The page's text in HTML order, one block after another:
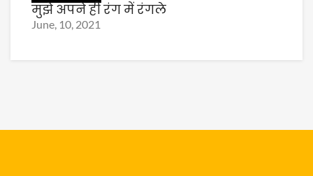
मुझे अपने ही रंग में रंगले
June, 10, 2021